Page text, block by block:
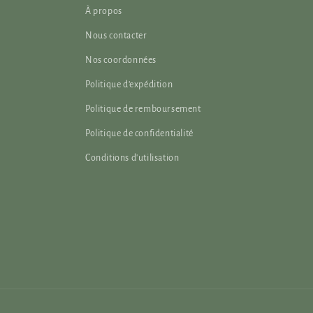
À propos
Nous contacter
Nos coordonnées
Politique d’expédition
Politique de remboursement
Politique de confidentialité
Conditions d'utilisation